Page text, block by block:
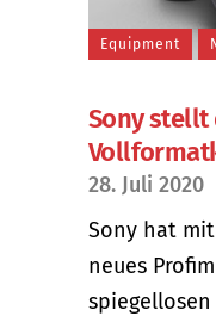
Equipment
Sony stellt
28. Juli 2020
Sony hat
neues